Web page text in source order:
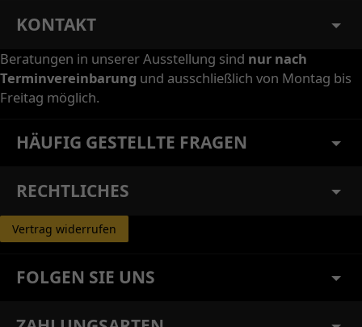
KONTAKT
Beratungen in unserer Ausstellung sind nur nach
Terminvereinbarung und ausschließlich von Montag bis
Freitag möglich.
HÄUFIG GESTELLTE FRAGEN
RECHTLICHES
Vertrag widerrufen
FOLGEN SIE UNS